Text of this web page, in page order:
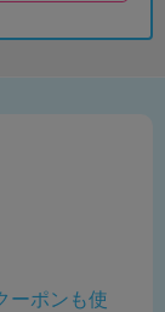
ーポンも使